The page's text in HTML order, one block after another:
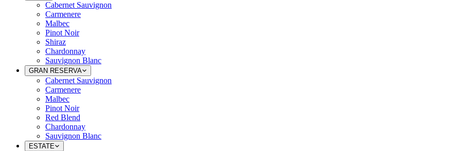
Cabernet Sauvignon
Carmenere
Malbec
Pinot Noir
Shiraz
Chardonnay
Sauvignon Blanc
GRAN RESERVA
Cabernet Sauvignon
Carmenere
Malbec
Pinot Noir
Red Blend
Chardonnay
Sauvignon Blanc
ESTATE